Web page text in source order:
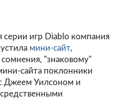
серии игр Diablo компания
мини-сайт,
"знаковому"
сайта поклонники
Джеем Уилсоном и